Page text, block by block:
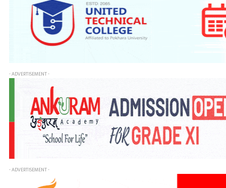
- ADVERTISEMENT -
- ADVERTISEMENT -